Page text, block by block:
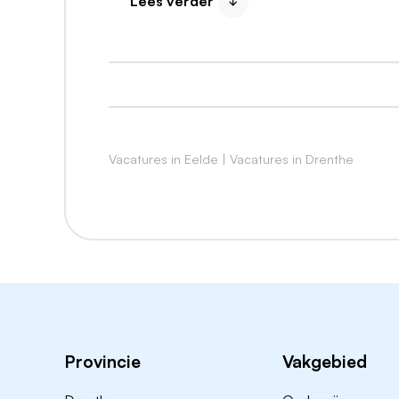
heb je een nauwe samenwerking met de
traumabehandeling en behandeling van
bent een verbinder en neemt graag het
samenhang is tussen de parallelle
Vacatures in Eelde | Vacatures in Drenthe
Provincie Vakgebied